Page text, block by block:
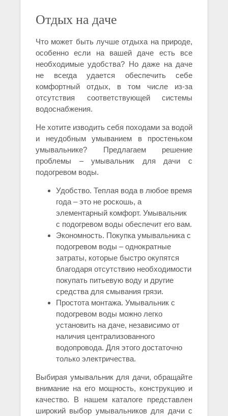
Отдых на даче
Что может быть лучше отдыха на природе,
особенно если на вашей даче есть все
необходимые удобства? Но даже на даче
не всегда удается обеспечить себе
комфортный отдых, в том числе из-за
отсутствия соответствующей системы
водоснабжения.
Не хотите изводить себя походами за водой
и неудобным умыванием в простеньком
умывальнике? Предлагаем решение
проблемы – умывальник для дачи с
подогревом воды.
Удобство. Теплая вода в любое время
года – это не роскошь, а
элементарный комфорт. Умывальник
с подогревом воды обеспечит его вам.
Экономность. Покупка умывальника с
подогревом воды – однократные
затраты, которые быстро окупятся
благодаря отсутствию необходимости
покупать питьевую воду и другие
средства для смывания грязи.
Простота монтажа. Умывальник с
подогревом воды можно легко
установить на даче, независимо от
наличия централизованного
водопровода. Для этого достаточно
только электричества.
Выбирая умывальник для дачи, обращайте
внимание на его мощность, конструкцию и
качество. В нашем каталоге представлен
широкий выбор умывальников для дачи с